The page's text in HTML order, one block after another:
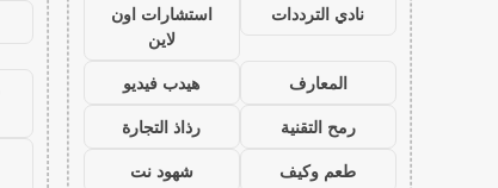
نادي الترددات
استشارات اون
لاين
المعارف
هيدب فيديو
رمح التقنية
رذاذ التجارة
طعم وكيف
شهود نت